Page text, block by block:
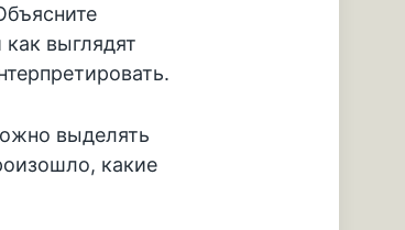
выглядят
выделять
какие